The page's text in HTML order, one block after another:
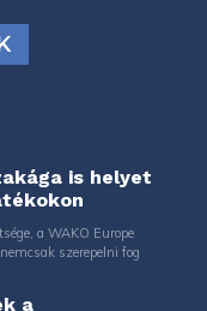
is helyet
a WAKO Europe
szerepelni fog
a